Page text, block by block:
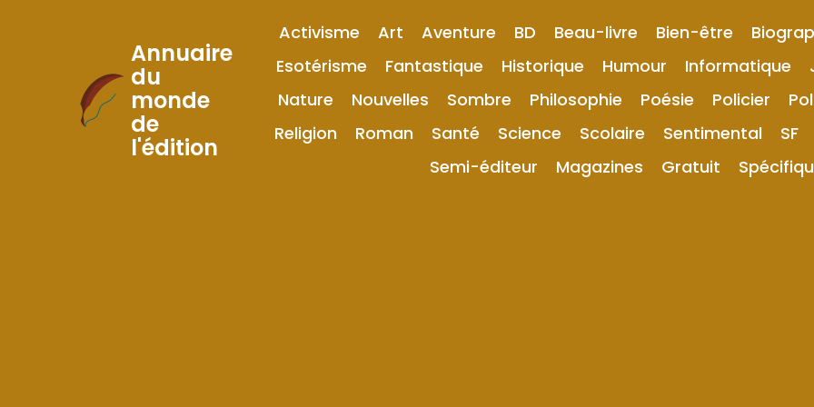
Skip
to
Content
Annuaire
du
monde
de
l'édition
Activisme Art Aventure BD Beau-livre Bien-être
Esotérisme
Fantastique Historique Humour Informatique
Nature
Nouvelles Sombre Philosophie Poésie Policier
Religion
Roman Santé Science Scolaire Sentimental
SF
Semi-éditeur
Magazines Gratuit